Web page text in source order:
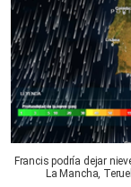
Francis podría dejar
La Mancha,